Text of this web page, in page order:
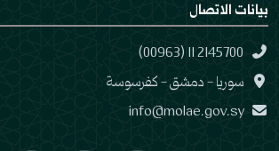
بيانات الاتصال
(00963) 11 2145700
سوريا - دمشق - كفرسوسة